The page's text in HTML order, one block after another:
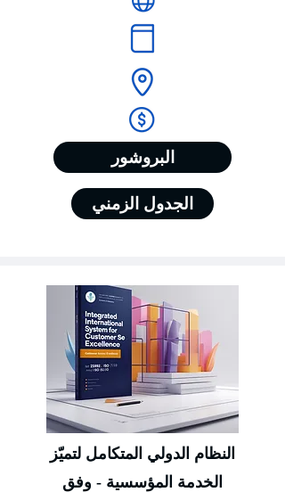
البروشور
الجدول الزمني
النظام الدولي المتكامل لتميّز
الخدمة المؤسسية - وفق